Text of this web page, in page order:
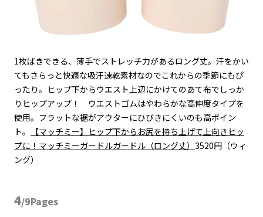
1枚ばきできる、薄手でストレッチ力があるロング丈。 汗をかい
てもさらっと快適な吸汗速乾素材なのでこれからの季節にもぴ
ったり。ヒップ下からウエスト上辺にかけてのあて布でしっか
りヒップアップ！ ウエストゴムはやわらかな高伸度タイプを
使用。フラットな裾がアウターにひびきにくいのも高ポイン
ト。
【マッチミー】ヒップ下からお尻を持ち上げて上向きヒッ
プに！マッチミーガードルガードル（ロング丈） 3520円（ウィ
ング）
4/9Pages